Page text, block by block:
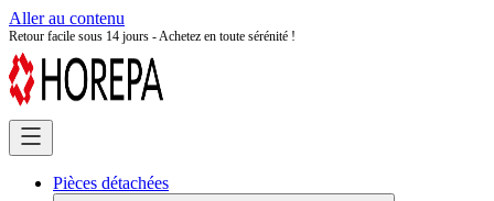
Aller au contenu
Retour facile sous 14 jours - Achetez en toute sérénité !
Pièces détachées